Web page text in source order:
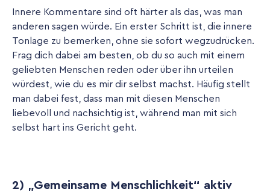
Innere Kommentare sind oft härter als das, was man
anderen sagen würde. Ein erster Schritt ist, die innere
Tonlage zu bemerken, ohne sie sofort wegzudrücken.
Frag dich dabei am besten, ob du so auch mit einem
geliebten Menschen reden oder über ihn urteilen
würdest, wie du es mir dir selbst machst. Häufig stellt
man dabei fest, dass man mit diesen Menschen
liebevoll und nachsichtig ist, während man mit sich
selbst hart ins Gericht geht.
2) „Gemeinsame Menschlichkeit“ aktiv